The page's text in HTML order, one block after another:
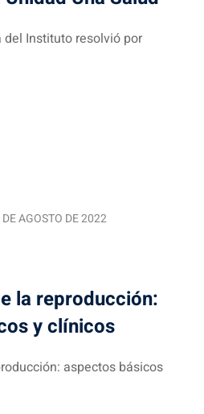
Instituto resolvió por
AGOSTO DE 2022
la reproducción:
y clínicos
aspectos básicos